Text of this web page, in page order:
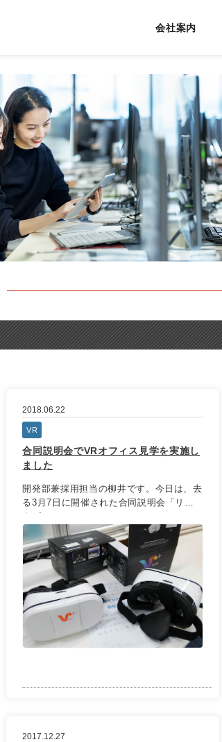
会社案内
2018.06.22
VR
合同説明会でVRオフィス見学を実施し
ました
開発部兼採用担当の柳井です。今日は、去
る3月7日に開催された合同説明会「リク
ナビ ...
2017.12.27